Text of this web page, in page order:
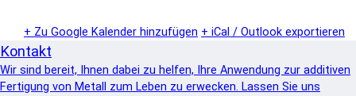
+ Zu Google Kalender hinzufügen + iCal / Outlook exportieren
Kontakt
Wir sind bereit, Ihnen dabei zu helfen, Ihre Anwendung zur additiven
Fertigung von Metall zum Leben zu erwecken. Lassen Sie uns